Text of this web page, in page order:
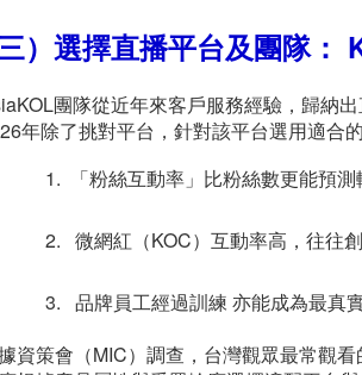
三）選擇直播平台及團隊
團隊從近年來客戶服務經驗，歸納
年除了挑對平台，針對該平台選用適合
1. 「粉絲互動率」比粉絲數更能預測
2. 微網紅（KOC）互動率高，往往創
3. 品牌員工經過訓練 亦能成為最真實
資策會（MIC）調查，台灣觀眾最常觀